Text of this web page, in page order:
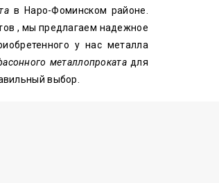
в Наро-Фоминском районе.
, мы предлагаем надежное
у нас металла
металлопрокатадля
выбор.